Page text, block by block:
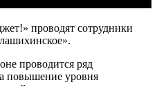
проводят сотрудники
проводится ряд
повышение уровня